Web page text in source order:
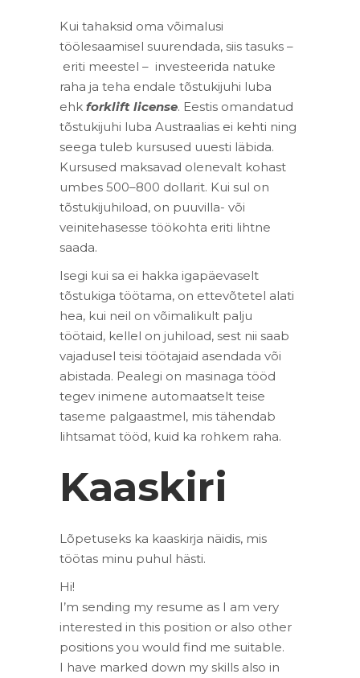
Kui tahaksid oma võimalusi
töölesaamisel suurendada, siis tasuks –
eriti meestel – investeerida natuke
raha ja teha endale tõstukijuhi luba
ehk forklift license. Eestis omandatud
tõstukijuhi luba Austraalias ei kehti ning
seega tuleb kursused uuesti läbida.
Kursused maksavad olenevalt kohast
umbes 500–800 dollarit. Kui sul on
tõstukijuhiload, on puuvilla- või
veinitehasesse töökohta eriti lihtne
saada.
Isegi kui sa ei hakka igapäevaselt
tõstukiga töötama, on ettevõtetel alati
hea, kui neil on võimalikult palju
töötaid, kellel on juhiload, sest nii saab
vajadusel teisi töötajaid asendada või
abistada. Pealegi on masinaga tööd
tegev inimene automaatselt teise
taseme palgaastmel, mis tähendab
lihtsamat tööd, kuid ka rohkem raha.
Kaaskiri
Lõpetuseks ka kaaskirja näidis, mis
töötas minu puhul hästi.
Hi!
I’m sending my resume as I am very
interested in this position or also other
positions you would find me suitable.
I have marked down my skills also in